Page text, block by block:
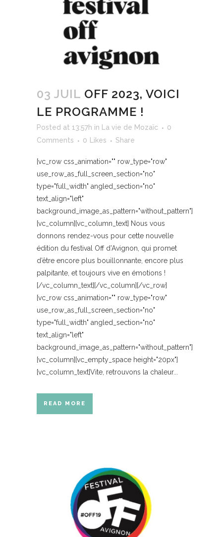
03 JUIL OFF 2023, VOICI
LE PROGRAMME !
Posted at 13:57h in La vie de Mozaïc
0
Comments
0 Likes Share
[vc_row css_animation="" row_type="row"
use_row_as_full_screen_section="no"
type="full_width" angled_section="no"
text_align="left"
background_image_as_pattern="without_pattern"]
[vc_column][vc_column_text] Nous vous
donnons rendez-vous pour cette nouvelle
édition du festival Off d’Avignon, qui promet
d’être encore plus bouillonnante, encore plus
palpitante, et toujours vive en émotions !
[/vc_column_text][/vc_column][/vc_row]
[vc_row css_animation="" row_type="row"
use_row_as_full_screen_section="no"
type="full_width" angled_section="no"
text_align="left"
background_image_as_pattern="without_pattern"]
[vc_column][vc_empty_space height="20px"]
[vc_column_text]Vite, retrouvons la chaleur...
READ MORE